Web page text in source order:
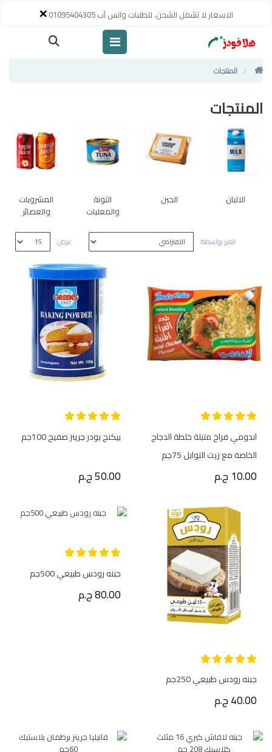
الاسعار لا تشمل الشحن. للطلبات واتس آب 01095404305 ×
المنتجات
المنتجات
الالبان الجبن
التونة
والمعلبات
المشروبات
والعصائر
الفرز بواسطة: عرض:
اندومي فراخ متبلة خلطة الدجاج
الخاصة مع زيت التوابل 75جم
10.00 ج.م
بيكنج بودر جرينز صفيح 100جم
50.00 ج.م
جبنه رودس طبيعي 250جم
40.00 ج.م
جبنه رودس طبيعي 500جم
80.00 ج.م